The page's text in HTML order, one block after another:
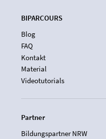
BIPARCOURS
Blog
FAQ
Kontakt
Material
Videotutorials
Partner
Bildungspartner NRW